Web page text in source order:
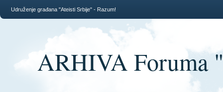
Udruženje građana "Ateisti Srbije" - Razum!
ARHIVA Foruma